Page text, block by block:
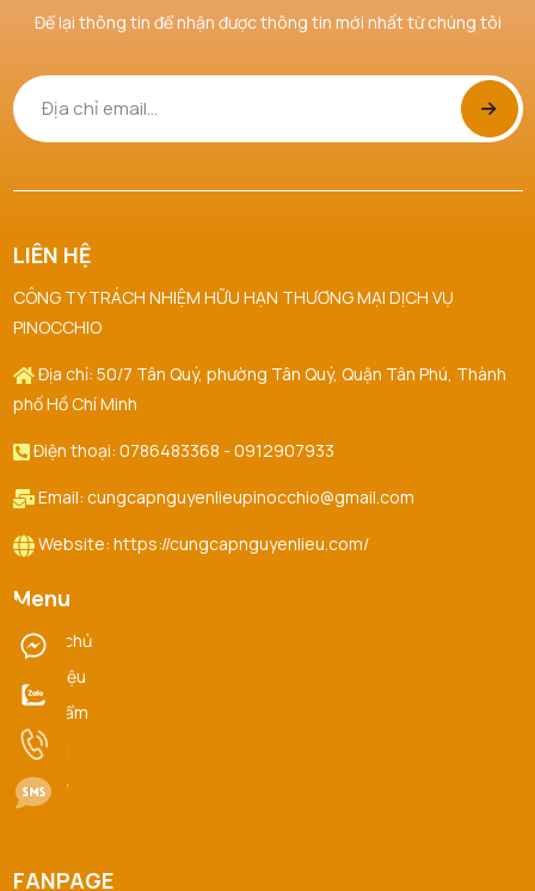
Để lại thông tin để nhận được thông tin mới nhất từ chúng tôi
LIÊN HỆ
CÔNG TY TRÁCH NHIỆM HỮU HẠN THƯƠNG MẠI DỊCH VỤ
PINOCCHIO
Địa chỉ: 50/7 Tân Quý, phường Tân Quý, Quận Tân Phú, Thành
phố Hồ Chí Minh
Điện thoại: 0786483368 - 0912907933
Email: cungcapnguyenlieupinocchio@gmail.com
Website: https://cungcapnguyenlieu.com/
Menu
Trang chủ
Giới thiệu
Sản Phẩm
Tin tức
Liên hệ
FANPAGE